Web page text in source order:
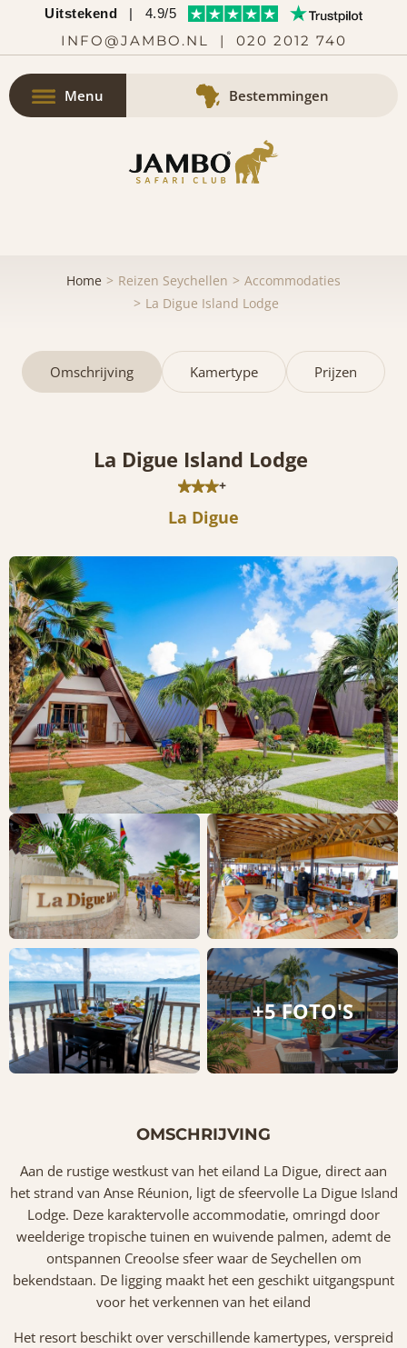
Uitstekend | 4.9/5
INFO@JAMBO.NL | 020 2012 740
Menu Bestemmingen
Home Reizen Seychellen
Accommodaties
La Digue Island Lodge
Omschrijving Kamertype Prijzen
La Digue Island Lodge
+
La Digue
+5 FOTO'S
OMSCHRIJVING
Aan de rustige westkust van het eiland La Digue, direct aan
het strand van Anse Réunion, ligt de sfeervolle La Digue Island
Lodge. Deze karaktervolle accommodatie, omringd door
weelderige tropische tuinen en wuivende palmen, ademt de
ontspannen Creoolse sfeer waar de Seychellen om
bekendstaan. De ligging maakt het een geschikt uitgangspunt
voor het verkennen van het eiland
Het resort beschikt over verschillende kamertypes, verspreid